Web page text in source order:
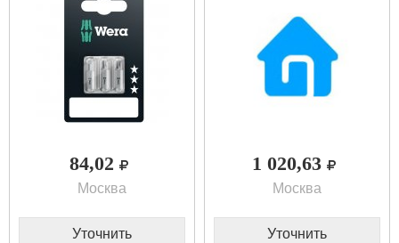
84,02
Москва
Уточнить
1 020,63
Москва
Уточнить